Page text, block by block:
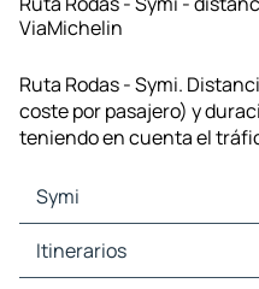
ViaMichelin
Ruta Rodas - Symi.
coste por pasajero) y
teniendo en cuenta el
Symi
Symi Mapas Planos
Symi Trafico
Itinerarios